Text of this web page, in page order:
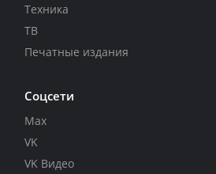
Техника
ТВ
Печатные издания
Соцсети
Max
VK
VK Видео